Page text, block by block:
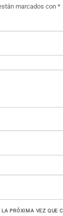
marcados con*
PRÓXIMA VEZ QUE